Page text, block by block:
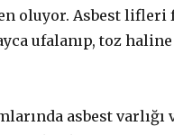
oluyor. Asbest
ufalanıp, toz
asbest varlığı